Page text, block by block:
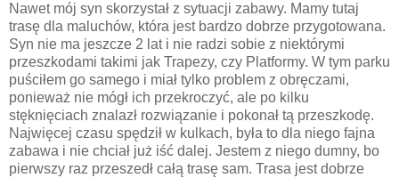
Nawet mój syn skorzystał z sytuacji zabawy. Mamy tutaj
trasę dla maluchów, która jest bardzo dobrze przygotowana.
Syn nie ma jeszcze 2 lat i nie radzi sobie z niektórymi
przeszkodami takimi jak Trapezy, czy Platformy. W tym parku
puściłem go samego i miał tylko problem z obręczami,
ponieważ nie mógł ich przekroczyć, ale po kilku
stęknięciach znalazł rozwiązanie i pokonał tą przeszkodę.
Najwięcej czasu spędził w kulkach, była to dla niego fajna
zabawa i nie chciał już iść dalej. Jestem z niego dumny, bo
pierwszy raz przeszedł całą trasę sam. Trasa jest dobrze